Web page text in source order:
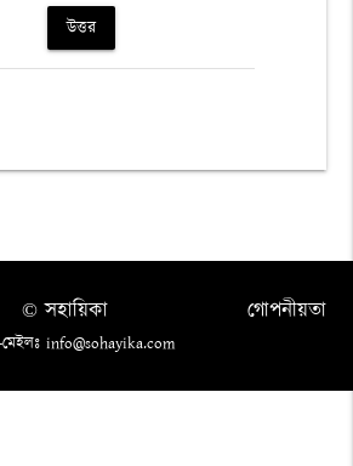
উত্তর
গোপনীয়তা
© সহায়িকা
info@sohayika.com